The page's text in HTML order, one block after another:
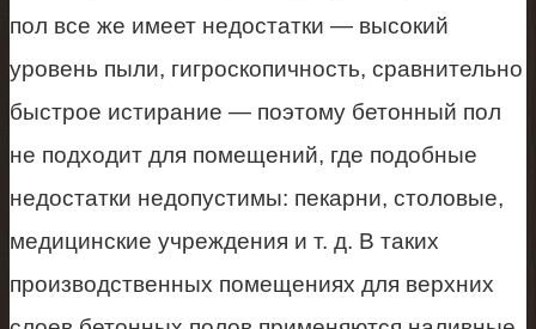
пол все же имеет недостатки — высокий
уровень пыли, гигроскопичность, сравнительно
быстрое истирание — поэтому бетонный пол
не подходит для помещений, где подобные
недостатки недопустимы: пекарни, столовые,
медицинские учреждения и т. д. В таких
производственных помещениях для верхних